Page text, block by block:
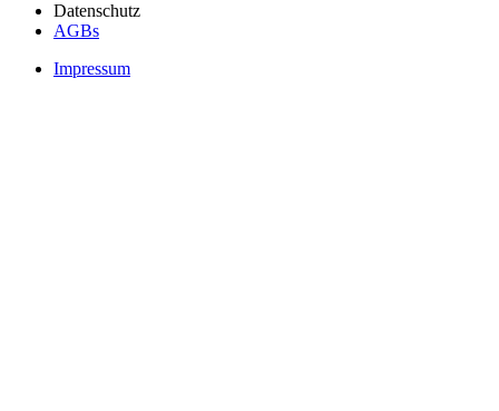
Datenschutz
AGBs
Impressum